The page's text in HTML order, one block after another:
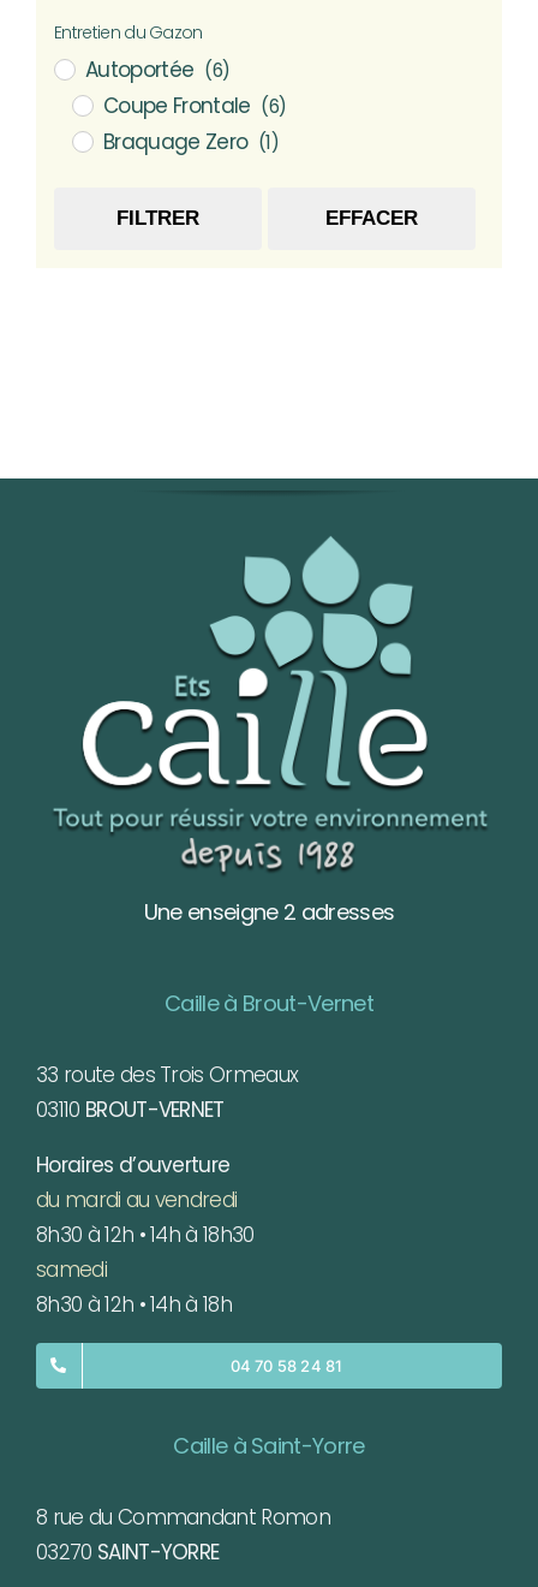
Entretien du Gazon
Autoportée (6)
Coupe Frontale (6)
Braquage Zero (1)
FILTRER EFFACER
Une enseigne 2 adresses
Caille à Brout-Vernet
33 route des Trois Ormeaux
03110 BROUT-VERNET
Horaires d’ouverture
du mardi au vendredi
8h30 à 12h • 14h à 18h30
samedi
8h30 à 12h • 14h à 18h
04 70 58 24 81
Caille à Saint-Yorre
8 rue du Commandant Romon
03270 SAINT-YORRE